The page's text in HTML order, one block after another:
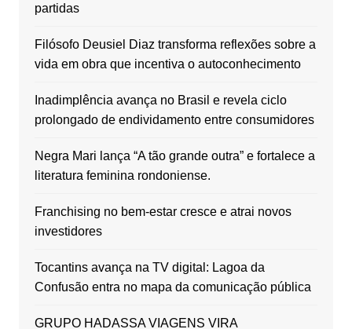
partidas
Filósofo Deusiel Diaz transforma reflexões sobre a
vida em obra que incentiva o autoconhecimento
Inadimplência avança no Brasil e revela ciclo
prolongado de endividamento entre consumidores
Negra Mari lança “A tão grande outra” e fortalece a
literatura feminina rondoniense.
Franchising no bem-estar cresce e atrai novos
investidores
Tocantins avança na TV digital: Lagoa da
Confusão entra no mapa da comunicação pública
GRUPO HADASSA VIAGENS VIRA